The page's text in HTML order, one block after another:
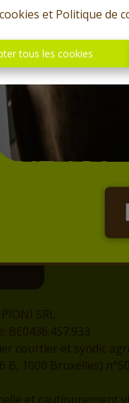
et Politique de
tous les cookies
rue de
SRL
BE0436.457.933
courtier et syndic
B, 1000 Bruxelles)
et cautionnement